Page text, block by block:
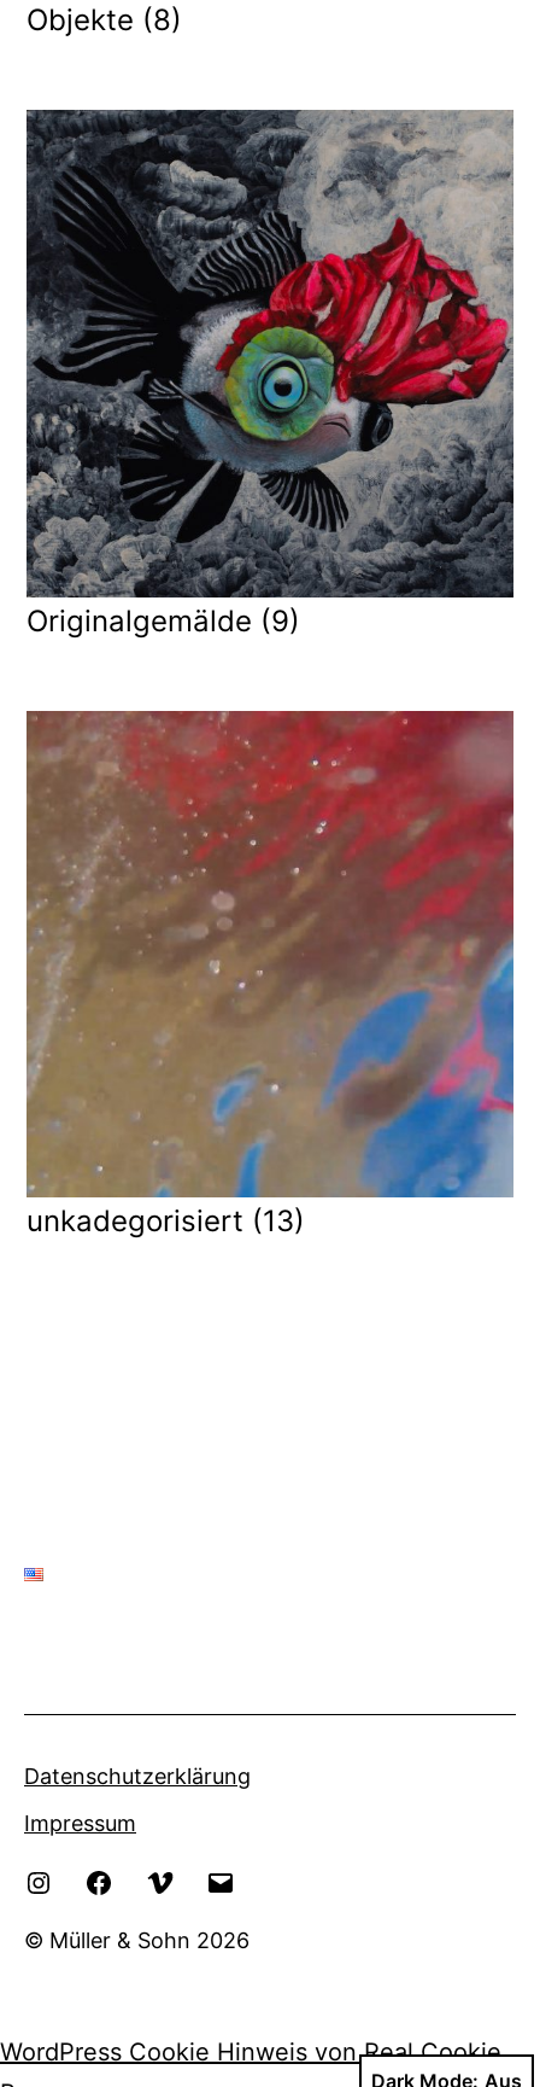
Objekte (8)
Originalgemälde (9)
unkadegorisiert (13)
© Müller & Sohn 2026
Datenschutzerklärung
Impressum
InstagramFacebook
Vimeo
Dark Mode:
WordPress Cookie Hinweis von Real Cookie